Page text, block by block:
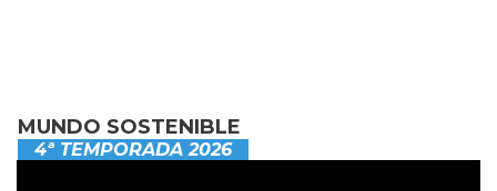
MUNDO SOSTENIBLE
4ª TEMPORADA 2026